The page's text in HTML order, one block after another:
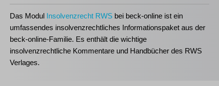
Das Modul Insolvenzrecht RWS bei beck-online ist ein
umfassendes insolvenzrechtliches Informationspaket aus der
beck-online-Familie. Es enthält die wichtige
insolvenzrechtliche Kommentare und Handbücher des RWS
Verlages.